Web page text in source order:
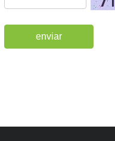
enviar